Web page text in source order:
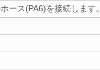
ース(PA6)を接続します。